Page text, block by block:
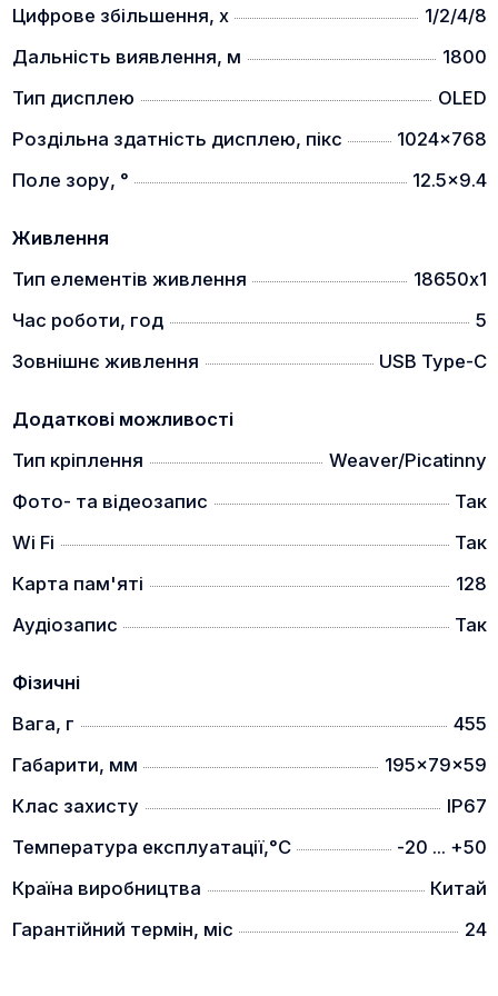
інтегрованою балістикою це дозволяє вам
полювати краще.
Завдяки 6 варіантам та 4 кольорам ви можете
своїх потреб. Маючи до 5 профілів, ви можете
різний патрон, або навіть під іншу зброю.
Високочутливий датчик теплового зображення
АЛГОРИТМ ПОКРАЩЕННЯ ІНФРАЧЕРВОНОГО
ЗОБРАЖЕННЯ (IREA)
Алгоритм надчіткого зображення PARD має
високу швидкість обробки та хорошу адаптивність
Цифрове збільшення, x
1/2/4/8
Дальність виявлення, м
1800
Тип дисплею
OLED
Роздільна здатність дисплею, пікс
1024x768
Поле зору, °
12.5x9.4
Живлення
Тип елементів живлення
18650х1
Час роботи, год
5
Зовнішнє живлення
USB Type-C
Додаткові можливості
Тип кріплення
Weaver/Picatinny
Фото- та відеозапис
Так
Wi Fi
Так
Карта пам'яті
128
Аудіозапис
Так
Фізичні
Вага, г
455
Габарити, мм
195x79x59
Клас захисту
IP67
Температура експлуатації,°C
-20 ... +50
Країна виробництва
Китай
Гарантійний термін, міс
24